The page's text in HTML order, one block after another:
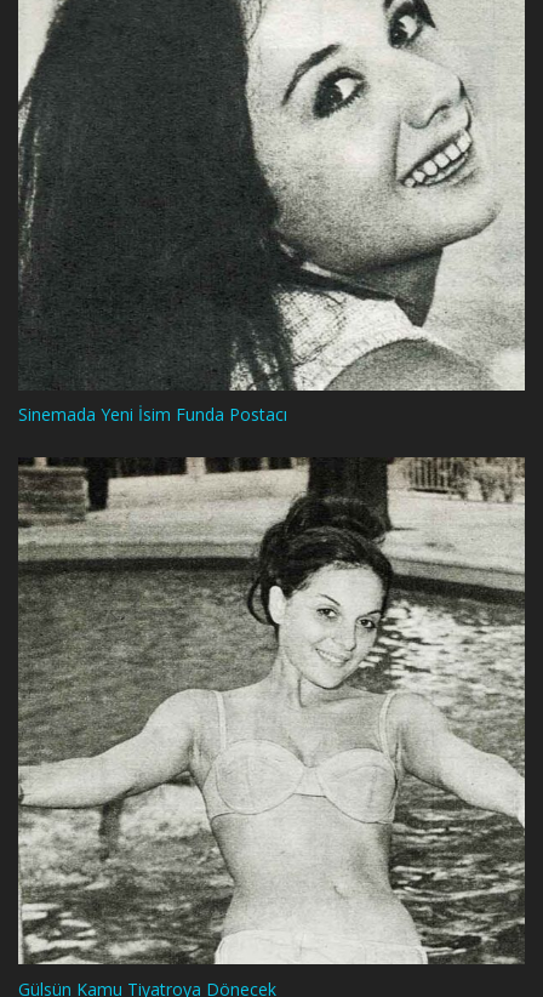
Sinemada Yeni İsim Funda Postacı
Gülsün Kamu Tiyatroya Dönecek